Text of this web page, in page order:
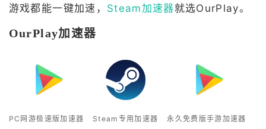
游戏都能一键加速， Steam加速器就选OurPlay。
OurPlay加速器
PC网游极速版加速器 Steam专用加速器 永久免费版手游加速器